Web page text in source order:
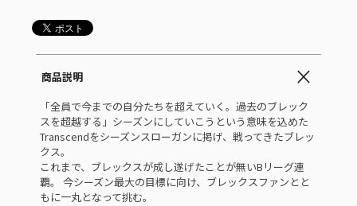
商品説明
「全員で今までの自分たちを超えていく。過去のブレック
スを超越する」シーズンにしていこうという意味を込めた
Transcendをシーズンスローガンに掲げ、戦ってきたブレッ
クス。
これまで、ブレックスが成し遂げたことが無いBリーグ連
覇。 今シーズン最大の目標に向け、ブレックスファンとと
もに一丸となって挑む。